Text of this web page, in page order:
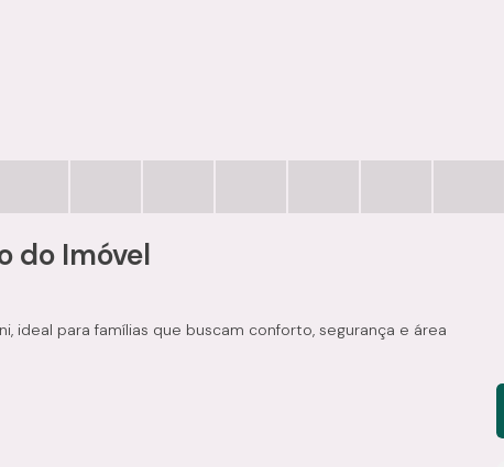
do Imóvel
ideal para famílias que buscam conforto, segurança e área